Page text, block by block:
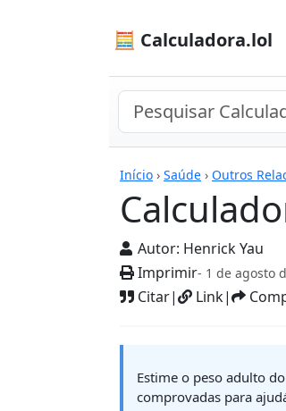
🧮 Calculadora.lol
Início › Saúde › Outros
Autor: Henrick Yau
Imprimir- 1 de agosto
Citar| Link|
Estime o peso adulto
comprovadas para